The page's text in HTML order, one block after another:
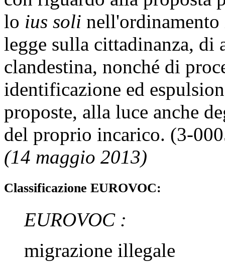
lo ius soli
legge sulla cittadinanza, di
clandestina, nonché di
identificazione ed
proposte, alla luce anche
del proprio incarico. (3-
(14 maggio 2013)
Classificazione EUROVOC:
EUROVOC :
migrazione illegale